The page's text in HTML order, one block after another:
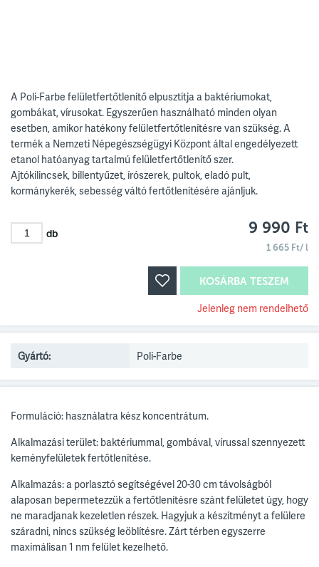
A Poli-Farbe felületfertőtlenítő elpusztítja a baktériumokat,
gombákat, vírusokat. Egyszerűen használható minden olyan
esetben, amikor hatékony felületfertőtlenítésre van szükség. A
termék a Nemzeti Népegészségügyi Központ által engedélyezett
etanol hatóanyag tartalmú felületfertőtlenítő szer.
Ajtókilincsek, billentyűzet, írószerek, pultok, eladó pult,
kormánykerék, sebesség váltó fertőtlenítésére ajánljuk.
db 9 990 Ft
1 665 Ft/ l
KOSÁRBA TESZEM
Jelenleg nem rendelhető
Gyártó: Poli-Farbe
Formuláció: használatra kész koncentrátum.
Alkalmazási terület: baktériummal, gombával, vírussal szennyezett
keményfelületek fertőtlenítése.
Alkalmazás: a porlasztó segítségével 20-30 cm távolságból
alaposan bepermetezzük a fertőtlenítésre szánt felületet úgy, hogy
ne maradjanak kezeletlen részek. Hagyjuk a készítményt a felülere
száradni, nincs szükség leöblítésre. Zárt térben egyszerre
maximálisan 1 nm felület kezelhető.